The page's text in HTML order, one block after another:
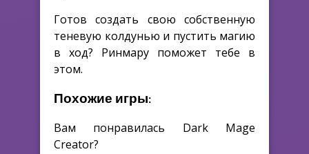
Готов создать свою собственную
теневую колдунью и пустить магию
в ход? Ринмару поможет тебе в
этом.
Похожие игры:
Вам понравилась Dark Mage
Creator?